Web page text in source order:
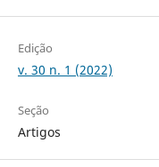
Edição
v. 30 n. 1 (2022)
Seção
Artigos